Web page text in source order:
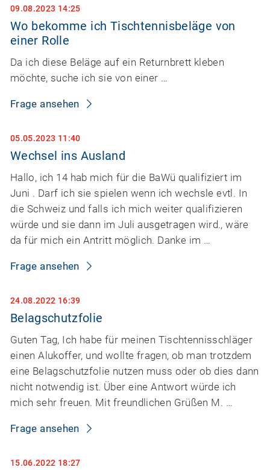
09.08.2023 14:25
Wo bekomme ich Tischtennisbeläge von
einer Rolle
Da ich diese Beläge auf ein Returnbrett kleben
möchte, suche ich sie von einer …
Frage ansehen
05.05.2023 11:40
Wechsel ins Ausland
Hallo, ich 14 hab mich für die BaWü qualifiziert im
Juni . Darf ich sie spielen wenn ich wechsle evtl. In
die Schweiz und falls ich mich weiter qualifizieren
würde und sie dann im Juli ausgetragen wird., wäre
da für mich ein Antritt möglich. Danke im …
Frage ansehen
24.08.2022 16:39
Belagschutzfolie
Guten Tag, Ich habe für meinen Tischtennisschläger
einen Alukoffer, und wollte fragen, ob man trotzdem
eine Belagschutzfolie nutzen muss oder ob dies dann
nicht notwendig ist. Über eine Antwort würde ich
mich sehr freuen. Mit freundlichen Grüßen M. …
Frage ansehen
15.06.2022 18:27